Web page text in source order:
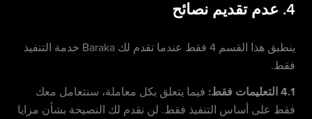
4. عدم تقديم نصائح
ينطبق هذا القسم 4 فقط عندما تقدم لك Baraka خدمة التنفيذ
فقط.
4.1 التعليمات فقط:
فيما يتعلق بكل معاملة، سنتعامل معك
فقط على أساس التنفيذ فقط. لن نقدم لك النصيحة بشأن مزايا